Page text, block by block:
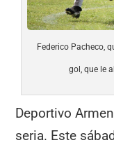
Federico Pacheco,
gol, que le
Deportivo
seria. Este